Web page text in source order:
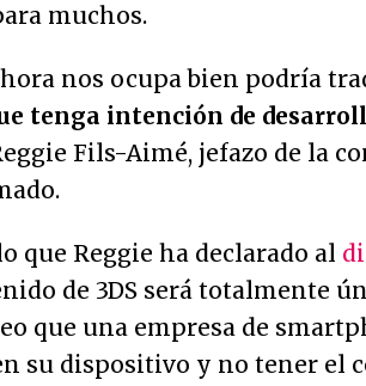
muchos.
nos ocupa bien podría
tenga intención de
Fils-Aimé, jefazo de la
que Reggie ha declarado al
de 3DS será totalmente
que una empresa de
su dispositivo y no tener el